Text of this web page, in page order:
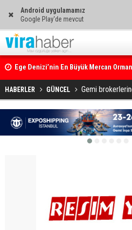
Android uygulamamız
Google Play'de mevcut
Ege Denizi’nin En Büyük Mercan
HABERLER GÜNCEL Gemi